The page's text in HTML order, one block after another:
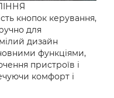
кнопок керування,
для
дизайн
функціями,
пристроїв і
комфорт і